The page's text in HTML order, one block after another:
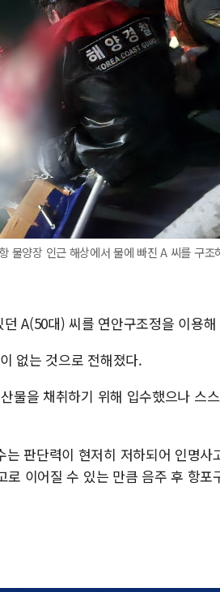
물양장 인근 해상에서 물에 빠진 A 씨를 구조
A(50대) 씨를 연안구조정을 이용
없는 것으로 전해졌다.
물을 채취하기 위해 입수했으나 스
판단력이 현저히 저하되어 인명사
이어질 수 있는 만큼 음주 후 항포